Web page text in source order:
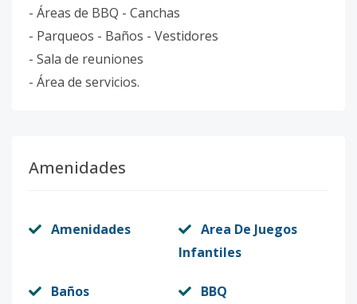
- Áreas de BBQ - Canchas
- Parqueos - Baños - Vestidores
- Sala de reuniones
- Área de servicios.
Amenidades
Amenidades
Area De Juegos
Infantiles
Baños BBQ